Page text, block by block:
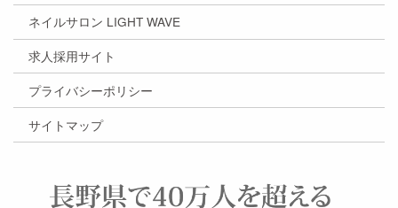
ネイルサロン LIGHT WAVE
求人採用サイト
プライバシーポリシー
サイトマップ